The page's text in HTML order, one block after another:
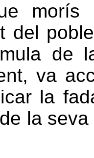
del
de
va
la
la